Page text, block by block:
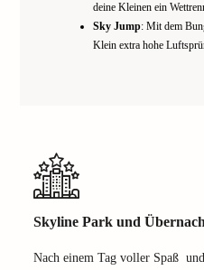
deine Kleinen ein
Sky Jump: Mit dem
Klein extra hohe
Skyline Park und
Nach einem Tag voller Spaß